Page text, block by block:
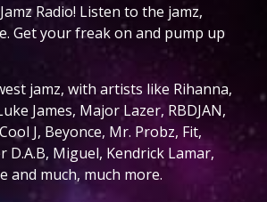
Radio! Listen to the jamz,
Get your freak on and pump up
jamz, with artists like Rihanna,
James, Major Lazer, RBDJAN,
J, Beyonce, Mr. Probz, Fit,
D.A.B, Miguel, Kendrick Lamar,
and much, much more.